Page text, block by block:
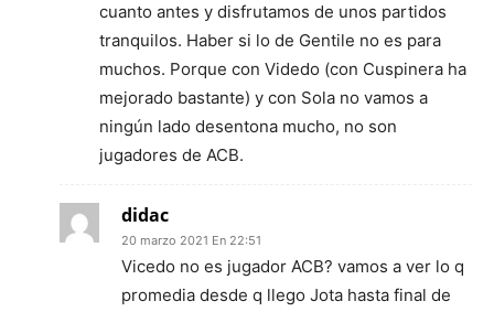
cuanto antes y disfrutamos de unos partidos
tranquilos. Haber si lo de Gentile no es para
muchos. Porque con Videdo (con Cuspinera ha
mejorado bastante) y con Sola no vamos a
ningún lado desentona mucho, no son
jugadores de ACB.
didac
20 marzo 2021 En 22:51
Vicedo no es jugador ACB? vamos a ver lo q
promedia desde q llego Jota hasta final de